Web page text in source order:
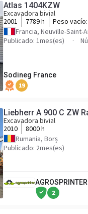
Atlas 1404KZW
Excavadora bivial
2001
7789 h Peso vacío:
Francia, Neuville-Saint-
Publicado: 1mes(es)
Sodineg France
19
Liebherr A 900 C ZW
Excavadora bivial
2010
8000 h
Rumania, Borș
Publicado: 2mes(es)
AGROSPRINTER
2